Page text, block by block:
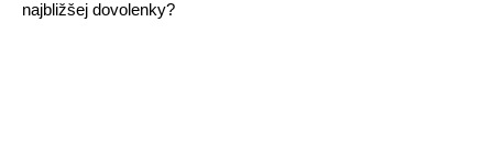
najbližšej dovolenky?